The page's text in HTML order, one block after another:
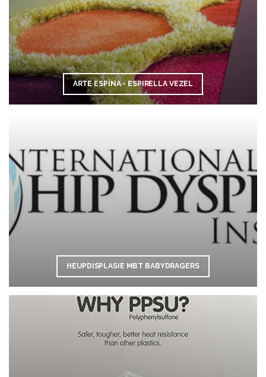
ARTE ESPINA - ESPIRELLA VEZEL
HEUPDISPLASIE MBT BABYDRAGERS